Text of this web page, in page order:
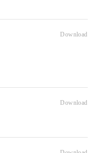
Download
Download